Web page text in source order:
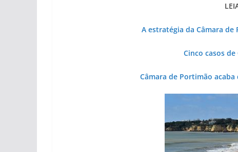
A estratégia da Câmara
Cinco casos
Câmara de Portimão